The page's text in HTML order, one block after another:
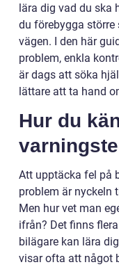
lära dig vad du ska
du förebygga större
vägen. I den här
problem, enkla
är dags att söka
lättare att ta hand
Hur du
Att upptäcka fel på
problem är nyckeln
Men hur vet man
ifrån? Det finns
bilägare kan lära
visar ofta att något